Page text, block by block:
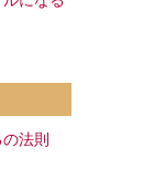
法則